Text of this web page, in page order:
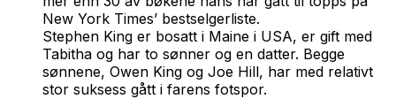
New York Times’ bestselgerliste.
Stephen King er bosatt i Maine i USA, er gift med
Tabitha og har to sønner og en datter. Begge
sønnene, Owen King og Joe Hill, har med relativt
stor suksess gått i farens fotspor.